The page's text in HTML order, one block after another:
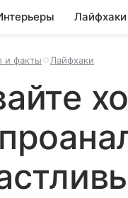
Лайфхаки
и факты Лайфхаки